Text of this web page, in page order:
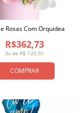
COMPRAR
3x de R$ 120,91
R$362,73
Rosas Com Orquidea